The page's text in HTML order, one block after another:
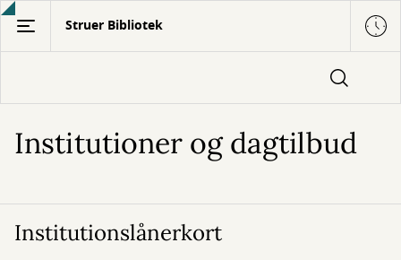
Gå
hovedindhold
Struer Bibliotek
Institutioner og dagtilbud
Institutionslånerkort